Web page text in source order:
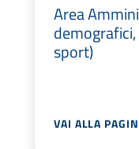
Area
sport)
VAI ALLA